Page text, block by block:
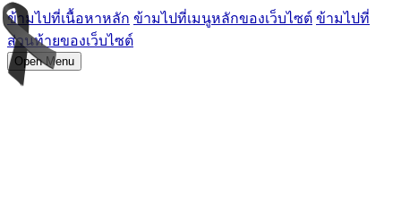
ข้ามไปที่เนื้อหาหลัก ข้ามไปที่เมนูหลักของเว็บไซต์ ข้ามไปที่
ส่วนท้ายของเว็บไซต์
Open Menu